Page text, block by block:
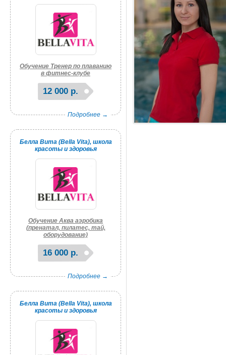
Обучение Тренер по плаванию
в фитнес-клубе
12 000 р.
Подробнее →
Белла Вита (Bella Vita), школа
красоты и здоровья
Обучение Аква аэробика
(пренатал, пилатес, тай,
оборудование)
16 000 р.
Подробнее →
Белла Вита (Bella Vita), школа
красоты и здоровья